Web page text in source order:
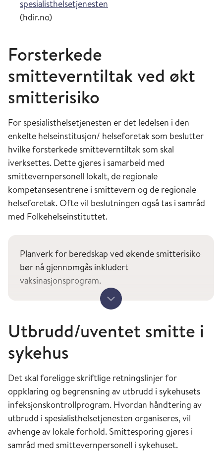
spesialisthelsetjenesten
(hdir.no)
Forsterkede
smitteverntiltak ved økt
smitterisiko
For spesialisthelsetjenesten er det ledelsen i den
enkelte helseinstitusjon/ helseforetak som beslutter
hvilke forsterkede smitteverntiltak som skal
iverksettes. Dette gjøres i samarbeid med
smittevernpersonell lokalt, de regionale
kompetansesentrene i smittevern og de regionale
helseforetak. Ofte vil beslutningen også tas i samråd
med Folkehelseinstituttet.
Planverk for beredskap ved økende smitterisiko
bør nå gjennomgås inkludert
vaksinasjonsprogram.
Ledelsen bør iverksette følgende tiltak:
Tilrettelegge for økt testing og oppfølging
av ansatte uavhengig av vaksinasjonsstatus.
Sikre atprioriterte pasientgrupper
luftveisagens.
Gjenta systematisk opplæring i bruk av
personlig beskyttelsesutstyrfor å sikre god
etterlevelse av gjeldene råd.
Tilrettelegge for at det kan holdes minst 1
Vis mer
Utbrudd/uventet smitte i
sykehus
Det skal foreligge skriftlige retningslinjer for
oppklaring og begrensning av utbrudd i sykehusets
infeksjonskontrollprogram. Hvordan håndtering av
utbrudd i spesialisthelsetjenesten organiseres, vil
avhenge av lokale forhold. Smittesporing gjøres i
samråd med smittevernpersonell i sykehuset.